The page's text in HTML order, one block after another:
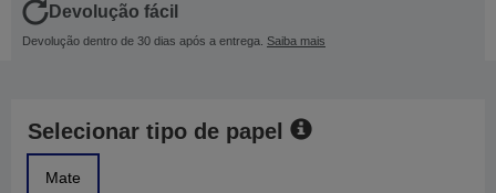
Devolução fácil
Devolução dentro de 30 dias após a entrega. Saiba mais
Selecionar tipo de papel
Mate